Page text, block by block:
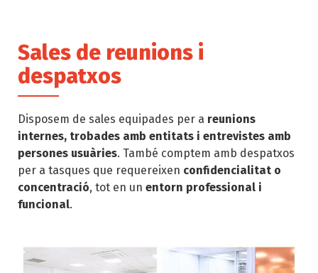
Sales de reunions i
despatxos
Disposem de sales equipades per a reunions
internes, trobades amb entitats i entrevistes amb
persones usuàries. També comptem amb despatxos
per a tasques que requereixen confidencialitat o
concentració, tot en un entorn professional i
funcional.